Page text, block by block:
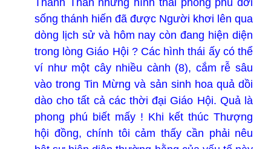
sống thánh hiến đã được Người khơi lên qua
dòng lịch sử và hôm nay còn đang hiện diện
trong lòng Giáo Hội ? Các hình thái ấy có thể
ví như một cây nhiều cành (8), cắm rễ sâu
vào trong Tin Mừng và sản sinh hoa quả dồi
dào cho tất cả các thời đại Giáo Hội. Quả là
phong phú biết mấy ! Khi kết thúc Thượng
hội đồng, chính tôi cảm thấy cần phải nêu